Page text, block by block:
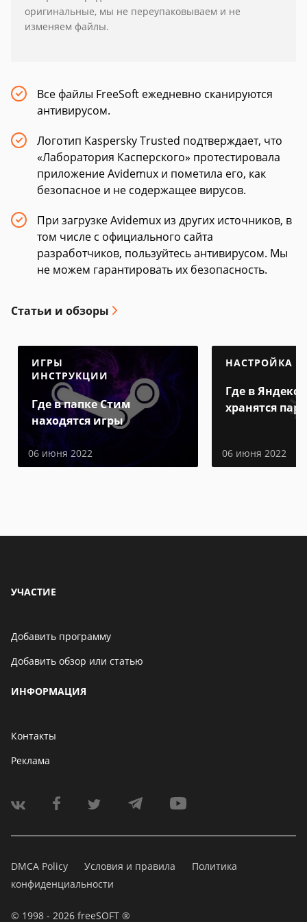
оригинальные, мы не переупаковываем и не
изменяем файлы.
Все файлы FreeSoft ежедневно сканируются
антивирусом.
Логотип Kaspersky Trusted подтверждает, что
«Лаборатория Касперского» протестировала
приложение Avidemux и пометила его, как
безопасное и не содержащее вирусов.
При загрузке Avidemux из других источников, в
том числе с официального сайта
разработчиков, пользуйтесь антивирусом. Мы
не можем гарантировать их безопасность.
Статьи и обзоры
ИГРЫ
ИНСТРУКЦИИ
Где в папке Стим
находятся игры
06 июня 2022
НАСТРОЙКА
Где в Яндекс
хранятся
06 июня 2022
УЧАСТИЕ
Добавить программу
Добавить обзор или статью
ИНФОРМАЦИЯ
Контакты
Реклама
DMCA Policy Условия и правила
Политика
конфиденциальности
© 1998 - 2026 freeSOFT ®